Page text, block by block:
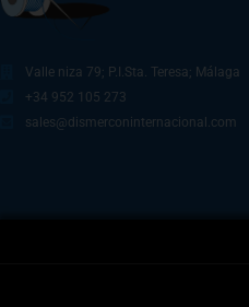
Valle niza 79; P.I.Sta. Teresa; Málaga
+34 952 105 273
sales@dismerconinternacional.com